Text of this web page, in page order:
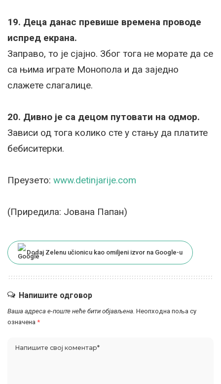
19. Деца данас превише времена проводе
испред екрана.
Заправо, то је сјајно. Због тога не морате да се
са њима играте Монопола и да заједно
слажете слагалице.
20. Дивно је са децом путовати на одмор.
Зависи од тога колико сте у стању да платите
бебиситерки.
Преузето: www.detinjarije.com
(Приредила: Јована Папан)
Dodaj Zelenu učionicu kao omiljeni izvor na Google-u
Напишите одговор
Ваша адреса е-поште неће бити објављена. Неопходна поља су
означена *